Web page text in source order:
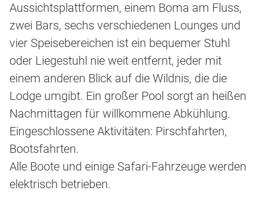
Aussichtsplattformen, einem Boma am Fluss,
zwei Bars, sechs verschiedenen Lounges und
vier Speisebereichen ist ein bequemer Stuhl
oder Liegestuhl nie weit entfernt, jeder mit
einem anderen Blick auf die Wildnis, die die
Lodge umgibt. Ein großer Pool sorgt an heißen
Nachmittagen für willkommene Abkühlung.
Eingeschlossene Aktivitäten: Pirschfahrten,
Bootsfahrten.
Alle Boote und einige Safari-Fahrzeuge werden
elektrisch betrieben.